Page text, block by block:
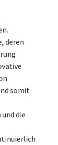
deren
somit
die